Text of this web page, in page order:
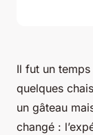
Il fut un
quelques
un gâteau
changé :